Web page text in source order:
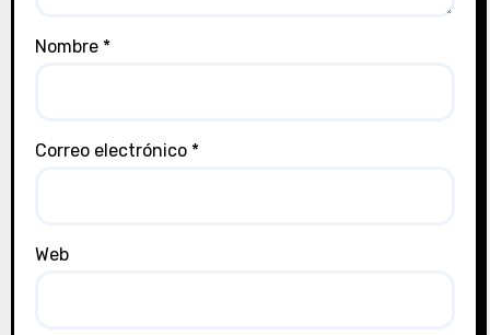
Nombre *
Correo electrónico *
Web